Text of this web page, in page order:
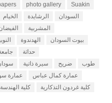
photo gallery
Suakin
الخيام الرشايدة
السودان
المشربية
الهدندوة
بيوت السودان
حداثة
سيرة ذاتية ضريح
طوب
عمارة
عمارة كمال عباس
كلية الهندسة
كلية غردون التذكارية